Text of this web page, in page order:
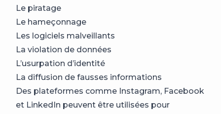
Le piratage
Le hameçonnage
Les logiciels malveillants
La violation de données
L’usurpation d’identité
La diffusion de fausses informations
Des plateformes comme Instagram, Facebook
et LinkedIn peuvent être utilisées pour